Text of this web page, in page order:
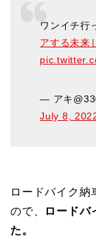
ワンイチ行
アする未来
— アキ
July 8,
ロードバイク納
ので、
ロードバ
た。